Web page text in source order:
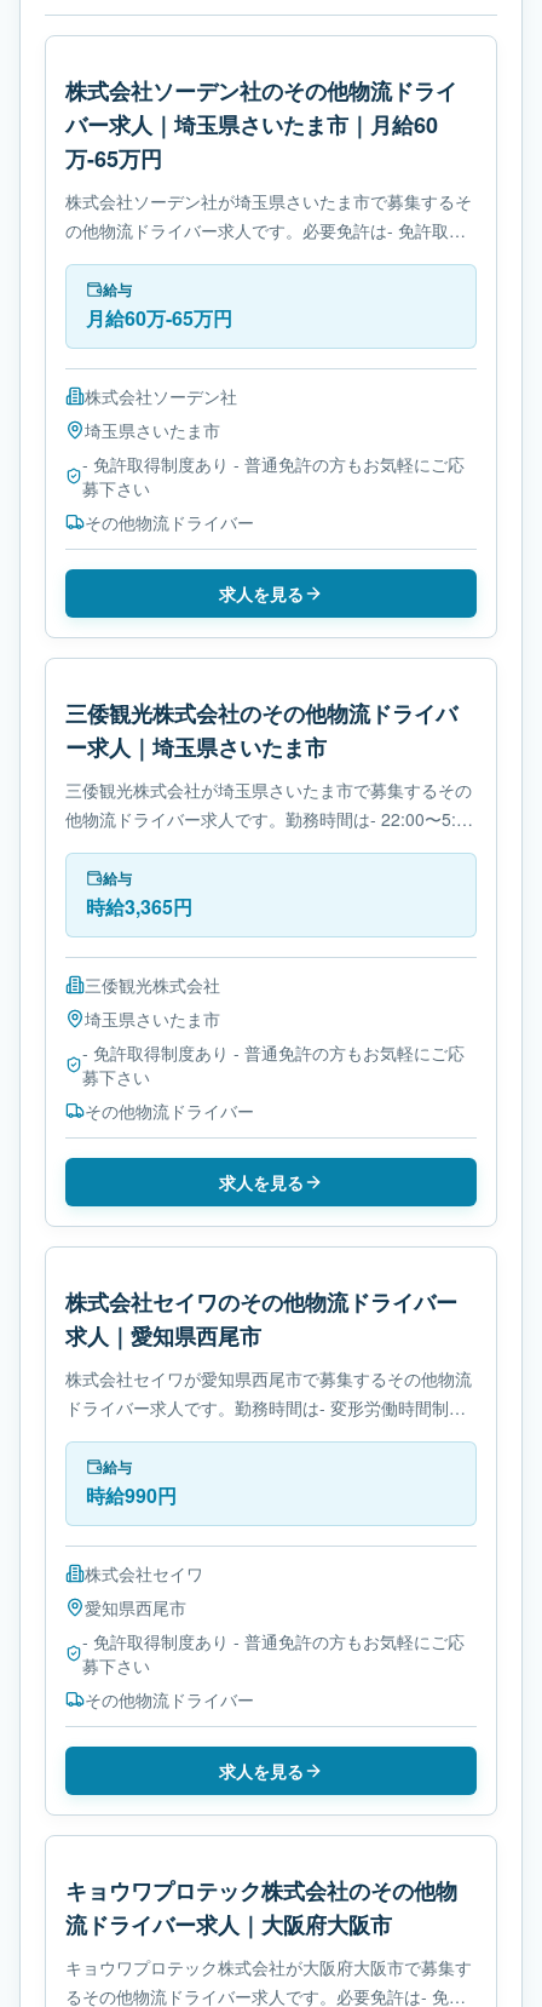
株式会社ソーデン社のその他物流ドライ
バー求人｜埼玉県さいたま市｜月給60
万-65万円
株式会社ソーデン社が埼玉県さいたま市で募集するそ
の他物流ドライバー求人です。必要免許は- 免許取得
制度ありです。
給与
月給60万-65万円
株式会社ソーデン社
埼玉県さいたま市
- 免許取得制度あり - 普通免許の方もお気軽にご応
募下さい
その他物流ドライバー
求人を見る
三倭観光株式会社のその他物流ドライバ
ー求人｜埼玉県さいたま市
三倭観光株式会社が埼玉県さいたま市で募集するその
他物流ドライバー求人です。勤務時間は- 22:00〜5:00
です。必要免許は- 免許取得制度ありです。
給与
時給3,365円
三倭観光株式会社
埼玉県さいたま市
- 免許取得制度あり - 普通免許の方もお気軽にご応
募下さい
その他物流ドライバー
求人を見る
株式会社セイワのその他物流ドライバー
求人｜愛知県西尾市
株式会社セイワが愛知県西尾市で募集するその他物流
ドライバー求人です。勤務時間は- 変形労働時間制で
す。必要免許は- 免許取得制度ありです。
給与
時給990円
株式会社セイワ
愛知県西尾市
- 免許取得制度あり - 普通免許の方もお気軽にご応
募下さい
その他物流ドライバー
求人を見る
キョウワプロテック株式会社のその他物
流ドライバー求人｜大阪府大阪市
キョウワプロテック株式会社が大阪府大阪市で募集す
るその他物流ドライバー求人です。必要免許は- 免許